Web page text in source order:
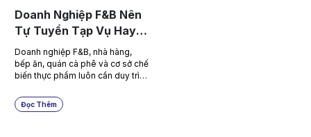
Doanh Nghiệp F&B Nên
Tự Tuyển Tạp Vụ Hay
Thuê Dịch Vụ Vệ Sinh
Bên Ngoài?
Doanh nghiệp F&B, nhà hàng,
bếp ăn, quán cà phê và cơ sở chế
biến thực phẩm luôn cần duy trì
nghiệp và ổn định. Tuy nhiên,
nhiều doanh nghiệp vẫn phân
Đọc Thêm